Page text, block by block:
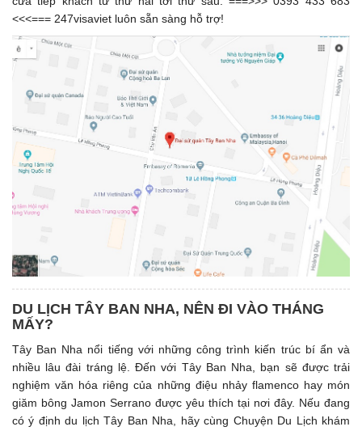
<<<=== 247visaviet luôn sẵn sàng hỗ trợ!
DU LỊCH TÂY BAN NHA, NÊN ĐI VÀO THÁNG
MẤY?
Tây Ban Nha nổi tiếng với những công trình kiến trúc bí ẩn và
nhiều lâu đài tráng lệ. Đến với Tây Ban Nha, bạn sẽ được trải
nghiệm văn hóa riêng của những điệu nhảy flamenco hay món
giăm bông Jamon Serrano được yêu thích tại nơi đây. Nếu đang
có ý định du lịch Tây Ban Nha, hãy cùng Chuyện Du Lịch khám